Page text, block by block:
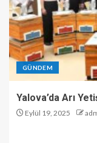
GÜNDEM
Yalova’da Arı
Eylül 19, 2025